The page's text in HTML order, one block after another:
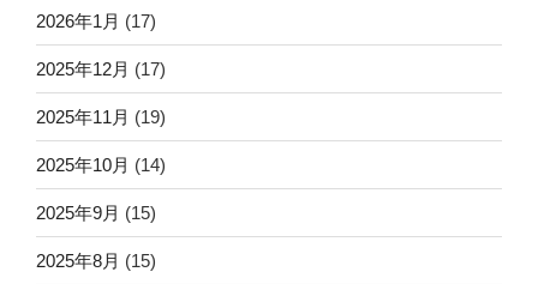
2026年1月 (17)
2025年12月 (17)
2025年11月 (19)
2025年10月 (14)
2025年9月 (15)
2025年8月 (15)